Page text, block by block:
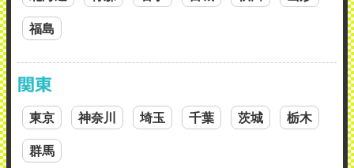
福島
関東
東京 神奈川 埼玉 千葉 茨城 栃木
群馬